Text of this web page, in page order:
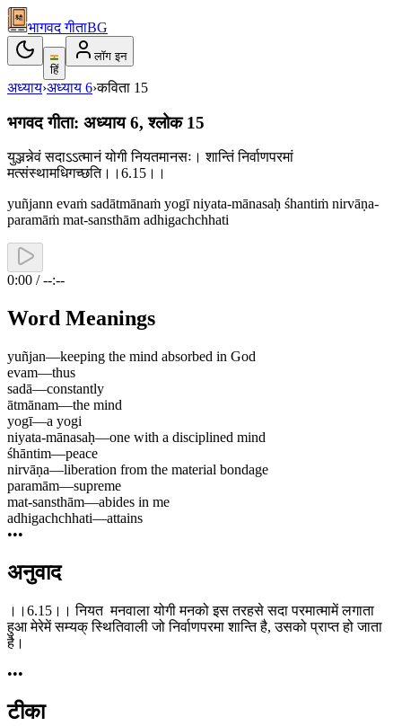
भागवद गीताBG
हिं
लॉग इन
अध्याय›अध्याय 6›कविता 15
भगवद गीता: अध्याय 6, श्लोक 15
युञ्जन्नेवं सदाऽऽत्मानं योगी नियतमानसः। शान्तिं निर्वाणपरमां
मत्संस्थामधिगच्छति।।6.15।।
yuñjann evaṁ sadātmānaṁ yogī niyata-mānasaḥ śhantiṁ nirvāṇa-
paramāṁ mat-sansthām adhigachchhati
0:00 / --:--
Word Meanings
yuñjan—keeping the mind absorbed in God
evam—thus
sadā—constantly
ātmānam—the mind
yogī—a yogi
niyata-mānasaḥ—one with a disciplined mind
śhāntim—peace
nirvāṇa—liberation from the material bondage
paramām—supreme
mat-sansthām—abides in me
adhigachchhati—attains
•••
अनुवाद
।।6.15।। नियत मनवाला योगी मनको इस तरहसे सदा परमात्मामें लगाता
हुआ मेरेमें सम्यक् स्थितिवाली जो निर्वाणपरमा शान्ति है, उसको प्राप्त हो जाता
है।
•••
टीका